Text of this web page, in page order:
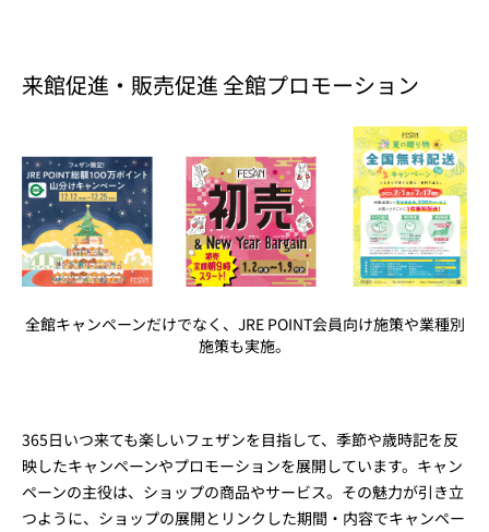
来館促進・販売促進 全館プロモーション
全館キャンペーンだけでなく、JRE POINT会員向け施策や業種別
施策も実施。
365日いつ来ても楽しいフェザンを目指して、季節や歳時記を反
映したキャンペーンやプロモーションを展開しています。キャン
ペーンの主役は、ショップの商品やサービス。その魅力が引き立
つように、ショップの展開とリンクした期間・内容でキャンペー